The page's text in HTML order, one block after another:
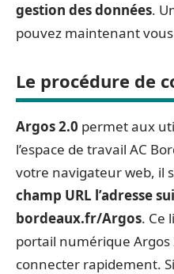
gestion des données.
pouvez maintenant
Le procédure de
Argos 2.0 permet aux
l’espace de travail AC
votre navigateur web, il
champ URL l’adresse
bordeaux.fr/Argos. Ce
portail numérique Argos
connecter rapidement.